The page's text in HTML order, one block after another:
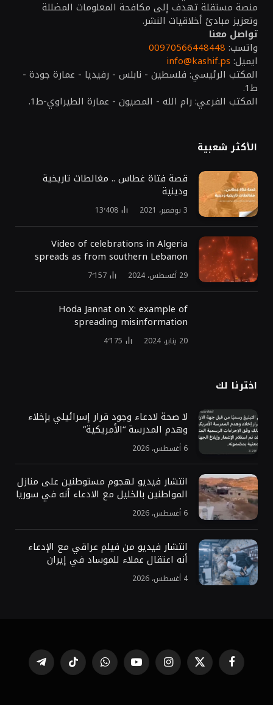
منصة مستقلة تهدف إلى مكافحة المعلومات المضللة
وتعزيز مبادئ أخلاقيات النشر.
تواصل معنا
واتسب: 00970566448448
ايميل: info@kashif.ps
المكتب الرئيسي: فلسطين - نابلس - رفيديا - عمارة جودة -
ط1.
المكتب الفرعي: رام الله - المصيون - عمارة الطيراوي-ط1.
الأكثر شعبية
قصة فتاة غطاس .. مغالطات تاريخية
ودينية
3 نوفمبر، 2021 13٬408
Video of celebrations in Algeria
spreads as from southern Lebanon
29 أغسطس، 2024 7٬157
Hoda Jannat on X: example of
spreading misinformation
20 يناير، 2024 4٬175
اخترنا لك
لا صحة لادعاء وجود قرار إسرائيلي بإخلاء
وهدم المدرسة “الأمريكية”
6 أغسطس، 2026
انتشار فيديو لهجوم مستوطنين على منازل
المواطنين بالخليل مع الادعاء أنه في سوريا
6 أغسطس، 2026
انتشار فيديو من فيلم عراقي مع الإدعاء
أنه اعتقال عملاء للموساد في إيران
4 أغسطس، 2026
فيسبوك X
(Twitter)
الانستغراميوتيوب واتساب تيكتوك تيلقرام